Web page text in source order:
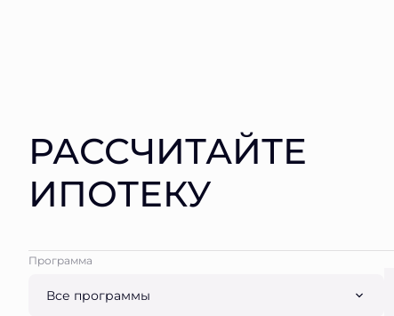
РАССЧИТАЙТЕ
ИПОТЕКУ
Программа
Все программы